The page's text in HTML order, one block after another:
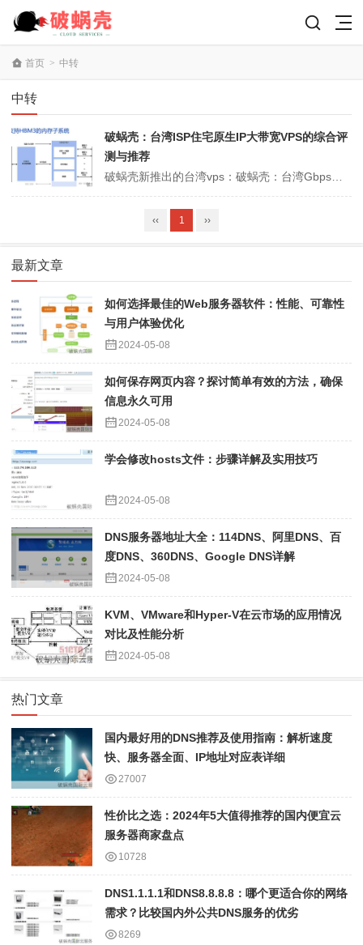
首页 > 中转
中转
破蜗壳：台湾ISP住宅原生IP大带宽VPS的综合评
测与推荐
‹‹ 1 ››
最新文章
如何选择最佳的Web服务器软件：性能、可靠性
与用户体验优化
2024-05-08
如何保存网页内容？探讨简单有效的方法，确保
信息永久可用
2024-05-08
学会修改hosts文件：步骤详解及实用技巧
2024-05-08
DNS服务器地址大全：114DNS、阿里DNS、百
度DNS、360DNS、Google DNS详解
2024-05-08
KVM、VMware和Hyper-V在云市场的应用情况
对比及性能分析
2024-05-08
热门文章
国内最好用的DNS推荐及使用指南：解析速度
快、服务器全面、IP地址对应表详细
27007
性价比之选：2024年5大值得推荐的国内便宜云
服务器商家盘点
10728
DNS1.1.1.1和DNS8.8.8.8：哪个更适合你的网络
需求？比较国内外公共DNS服务的优劣
8269